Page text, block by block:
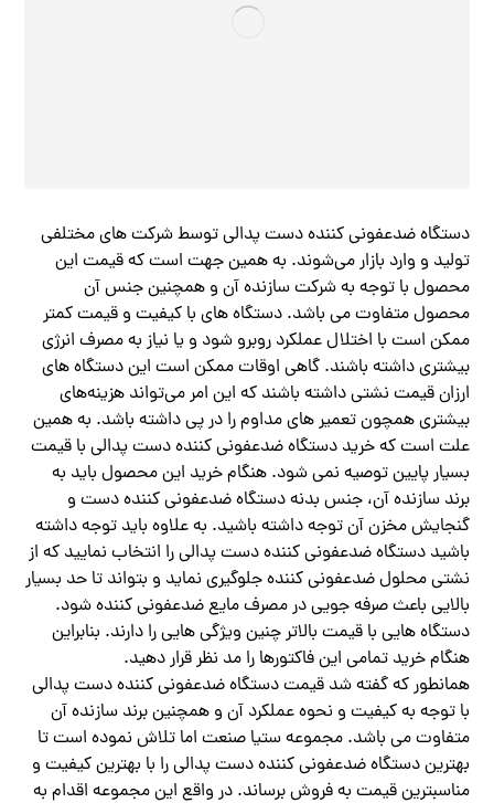
دستگاه ضدعفونی کننده دست پدالی توسط شرکت‌ های مختلفی
تولید و وارد بازار می‌شوند. به همین جهت است که قیمت این
محصول با توجه به شرکت سازنده آن و همچنین جنس آن
محصول متفاوت می باشد. دستگاه های با کیفیت و قیمت کمتر
ممکن است با اختلال عملکرد روبرو شود و یا نیاز به مصرف انرژی
بیشتری داشته باشند. گاهی اوقات ممکن است این دستگاه های
ارزان قیمت نشتی داشته باشند که این امر می‌تواند هزینه‌های
بیشتری همچون تعمیر های مداوم را در پی داشته باشد. به همین
علت است که خرید دستگاه ضدعفونی کننده دست پدالی با قیمت
بسیار پایین توصیه نمی شود. هنگام خرید این محصول باید به
برند سازنده آن، جنس بدنه دستگاه ضدعفونی کننده دست و
گنجایش مخزن آن توجه داشته باشید. به علاوه باید توجه داشته
باشید دستگاه ضدعفونی کننده دست پدالی را انتخاب نمایید که از
نشتی محلول ضدعفونی کننده جلوگیری نماید و بتواند تا حد بسیار
بالایی باعث صرفه جویی در مصرف مایع ضدعفونی کننده شود.
دستگاه هایی با قیمت بالاتر چنین ویژگی هایی را دارند. بنابراین
هنگام خرید تمامی این فاکتورها را مد نظر قرار دهید.
همانطور که گفته شد قیمت دستگاه ضدعفونی کننده دست پدالی
با توجه به کیفیت و نحوه عملکرد آن و همچنین برند سازنده آن
متفاوت می باشد. مجموعه ستیا صنعت اما تلاش نموده است تا
بهترین دستگاه ضدعفونی کننده دست پدالی را با بهترین کیفیت و
مناسبترین قیمت به فروش برساند. در واقع این مجموعه اقدام به